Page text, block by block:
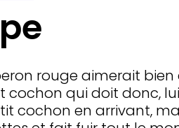
rouge aimerait bien
cochon qui doit donc,
cochon en arrivant,